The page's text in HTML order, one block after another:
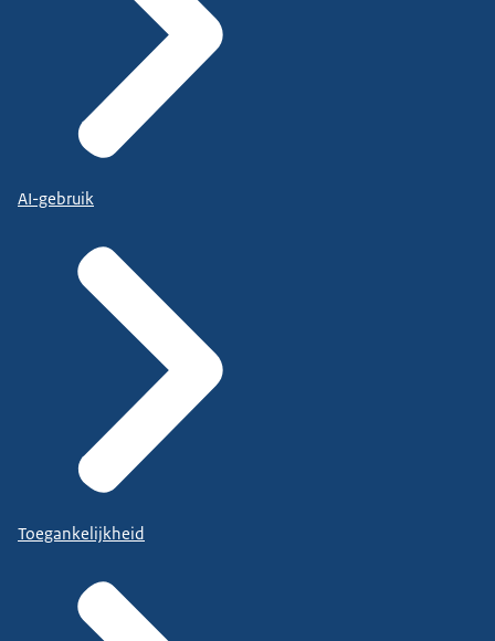
AI-gebruik
Toegankelijkheid